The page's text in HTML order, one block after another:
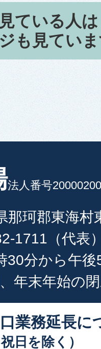
ている人は
も見てい
法人番号
那珂郡東海村
1711（代表
30分から午
年末年始の
業務延長に
日を除く）